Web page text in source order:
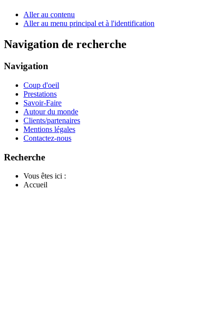
Aller au contenu
Aller au menu principal et à l'identification
Navigation de recherche
Navigation
Coup d'oeil
Prestations
Savoir-Faire
Autour du monde
Clients/partenaires
Mentions légales
Contactez-nous
Recherche
Vous êtes ici :
Accueil